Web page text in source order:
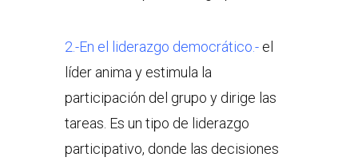
2.-En el liderazgo democrático.-el
líder anima y estimula la
participación del grupo y dirige las
tareas. Es un tipo de liderazgo
participativo, donde las decisiones